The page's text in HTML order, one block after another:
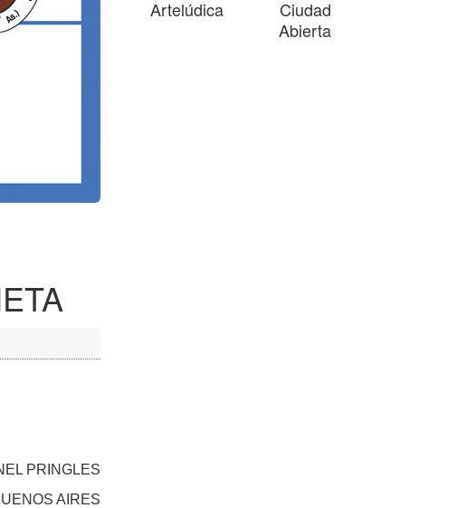
PRINGLES
AIRES
Artelúdica
Ciudad
Abierta